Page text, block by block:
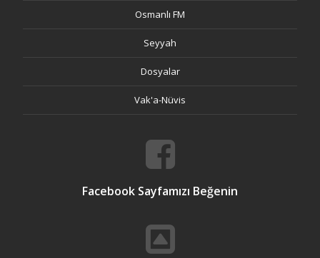
Osmanlı FM
Seyyah
Dosyalar
Vak'a-Nüvis
Facebook Sayfamızı Beğenin